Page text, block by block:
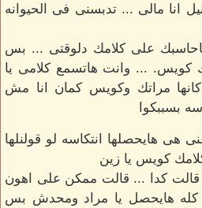
انا مالى ... تدبسنى فى الحيوانه
على كلامك دلوقتى ... بس
كويس. ... وانت هاتسمع كلامى يا
مراتك وكويس كمان انا مش
بسببكوا
هى هايحصلها انتكاسه لو قولنلها
كويس يا زين
قالت كدا ... قالت ممكن على اهون
هايحصل يا مراد ومحدش بس